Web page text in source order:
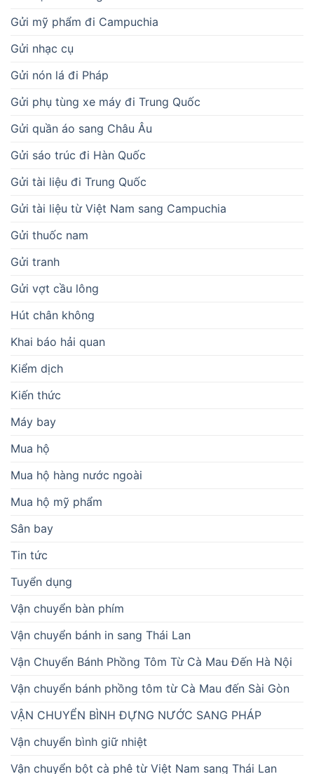
Gửi mỹ phẩm đi Campuchia
Gửi nhạc cụ
Gửi nón lá đi Pháp
Gửi phụ tùng xe máy đi Trung Quốc
Gửi quần áo sang Châu Âu
Gửi sáo trúc đi Hàn Quốc
Gửi tài liệu đi Trung Quốc
Gửi tài liệu từ Việt Nam sang Campuchia
Gửi thuốc nam
Gửi tranh
Gửi vợt cầu lông
Hút chân không
Khai báo hải quan
Kiểm dịch
Kiến thức
Máy bay
Mua hộ
Mua hộ hàng nước ngoài
Mua hộ mỹ phẩm
Sân bay
Tin tức
Tuyển dụng
Vận chuyển bàn phím
Vận chuyển bánh in sang Thái Lan
Vận Chuyển Bánh Phồng Tôm Từ Cà Mau Đến Hà Nội
Vận chuyển bánh phồng tôm từ Cà Mau đến Sài Gòn
VẬN CHUYỂN BÌNH ĐỰNG NƯỚC SANG PHÁP
Vận chuyển bình giữ nhiệt
Vận chuyển bột cà phê từ Việt Nam sang Thái Lan